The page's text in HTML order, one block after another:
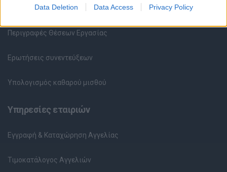
Data Deletion Data Access Privacy Policy
HR corner
Περιγραφές Θέσεων Εργασίας
Ερωτήσεις συνεντεύξεων
Υπολογισμός καθαρού μισθού
Υπηρεσίες εταιριών
Εγγραφή & Καταχώρηση Αγγελίας
Τιμοκατάλογος Αγγελιών